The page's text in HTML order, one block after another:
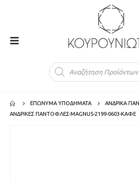
ΕΠΩΝΥΜΑ ΥΠΟΔΗΜΑΤΑ ΑΝΔΡΙΚΑ
ΑΝΔΡΙΚΕΣ ΠΑΝΤΟΦΛΕΣ-MAGNUS-2199-0603-ΚΑΦΕ